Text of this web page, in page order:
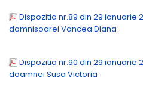
Dispozitia nr.89 din 29 ianuarie
domnisoarei Vancea Diana
Dispozitia nr.90 din 29 ianuarie
doamnei Susa Victoria